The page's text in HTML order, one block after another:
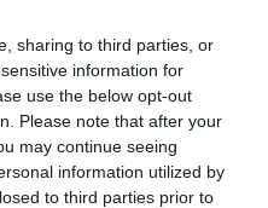
sharing to third parties, or
information for
use the below opt-out
Please note that after your
may continue seeing
information utilized by
to third parties prior to